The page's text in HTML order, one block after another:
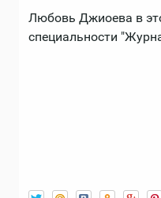
Любовь Джиоева в
специальности